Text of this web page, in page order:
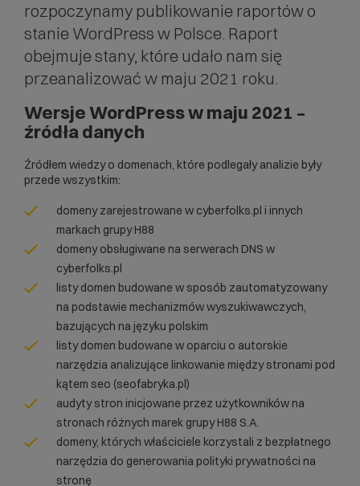
rozpoczynamy publikowanie raportów o
stanie WordPress w Polsce. Raport
obejmuje stany, które udało nam się
przeanalizować w maju 2021 roku.
Wersje WordPress w maju 2021 –
źródła danych
Źródłem wiedzy o domenach, które podlegały analizie były
przede wszystkim:
domeny zarejestrowane w cyberfolks.pl i innych
markach grupy H88
domeny obsługiwane na serwerach DNS w
cyberfolks.pl
listy domen budowane w sposób zautomatyzowany
na podstawie mechanizmów wyszukiwawczych,
bazujących na języku polskim
listy domen budowane w oparciu o autorskie
narzędzia analizujące linkowanie między stronami pod
kątem seo (seofabryka.pl)
audyty stron inicjowane przez użytkowników na
stronach różnych marek grupy H88 S.A.
domeny, których właściciele korzystali z bezpłatnego
narzędzia do generowania polityki prywatności na
stronę